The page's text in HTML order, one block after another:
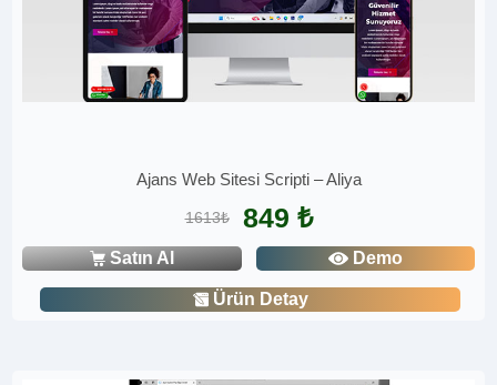
Ajans Web Sitesi Scripti – Aliya
1613₺ 849 ₺
Satın Al Demo
Ürün Detay